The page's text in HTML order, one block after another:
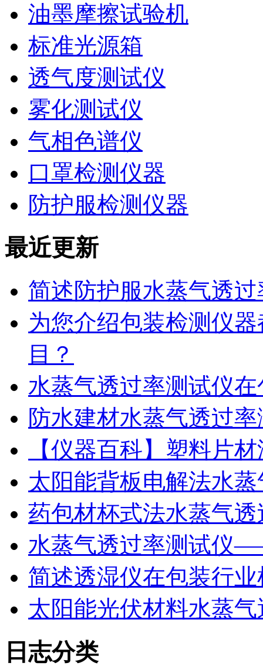
油墨摩擦试验机
标准光源箱
透气度测试仪
雾化测试仪
气相色谱仪
口罩检测仪器
防护服检测仪器
最近更新
简述防护服水蒸气透
为您介绍包装检测仪
目？
水蒸气透过率测试仪
防水建材水蒸气透过
【仪器百科】塑料片
太阳能背板电解法水
药包材杯式法水蒸气
水蒸气透过率测试仪
简述透湿仪在包装行
太阳能光伏材料水蒸
日志分类